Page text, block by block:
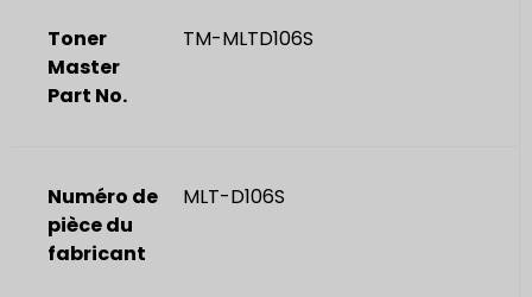
Toner
Master
Part No.
TM-MLTD106S
Numéro de
pièce du
fabricant
MLT-D106S